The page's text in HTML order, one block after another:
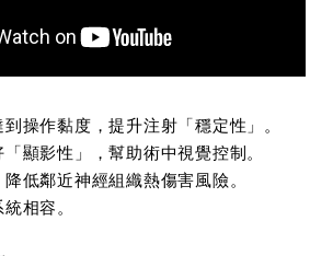
操作黏度，提升注射「穩定性」。
顯影性」，幫助術中視覺控制。
低鄰近神經組織熱傷害風險。
相容。